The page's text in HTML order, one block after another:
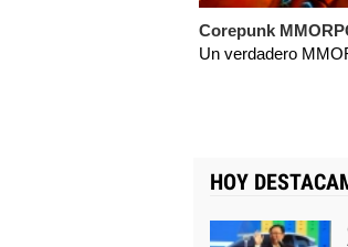
Corepunk
Un verdadero
HOY